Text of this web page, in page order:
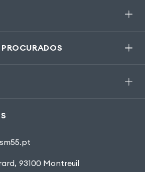
, 93100 Montreuil